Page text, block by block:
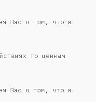
Вас о том, что в
по ценным
Вас о том, что в